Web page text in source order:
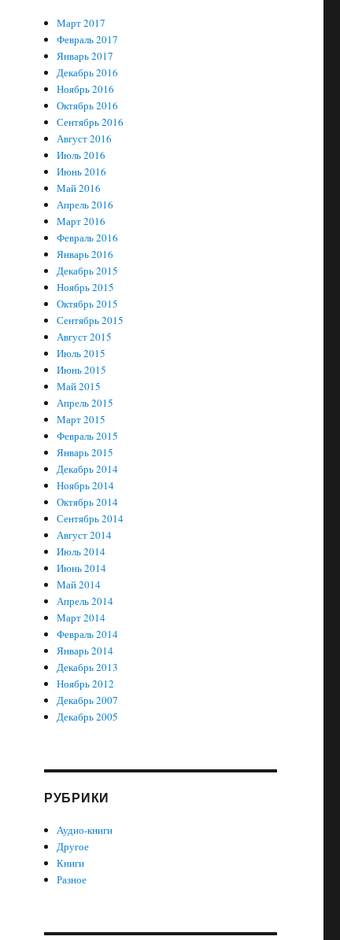
Март 2017
Февраль 2017
Январь 2017
Декабрь 2016
Ноябрь 2016
Октябрь 2016
Сентябрь 2016
Август 2016
Июль 2016
Июнь 2016
Май 2016
Апрель 2016
Март 2016
Февраль 2016
Январь 2016
Декабрь 2015
Ноябрь 2015
Октябрь 2015
Сентябрь 2015
Август 2015
Июль 2015
Июнь 2015
Май 2015
Апрель 2015
Март 2015
Февраль 2015
Январь 2015
Декабрь 2014
Ноябрь 2014
Октябрь 2014
Сентябрь 2014
Август 2014
Июль 2014
Июнь 2014
Май 2014
Апрель 2014
Март 2014
Февраль 2014
Январь 2014
Декабрь 2013
Ноябрь 2012
Декабрь 2007
Декабрь 2005
РУБРИКИ
Аудио-книги
Другое
Книги
Разное